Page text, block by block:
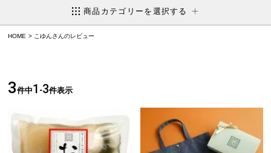
商品カテゴリーを選択する
HOME こゆんさんのレビュー
3件中1 -3件表示